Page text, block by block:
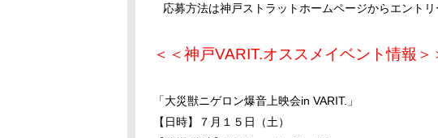
応募方法は神戸ストラットホームページからエントリ
＜＜神戸VARIT.オススメイベント情報＞
「大災獣ニゲロン爆音上映会in VARIT.」
【日時】７月１５日（土）